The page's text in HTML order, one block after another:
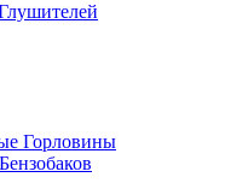
Горловины